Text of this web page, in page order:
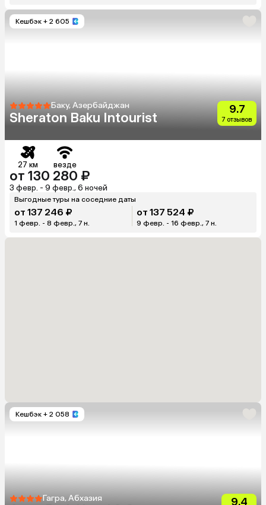
Кешбэк + 2 605
Баку, Азербайджан
Sheraton Baku Intourist
9.7
7 отзывов
27 км везде
от 130 280 ₽
3 февр. - 9 февр., 6 ночей
Выгодные туры на соседние даты
от 137 246 ₽
1 февр. - 8 февр., 7 н.
от 137 524 ₽
9 февр. - 16 февр., 7 н.
Кешбэк + 2 058
Гагра, Абхазия 9.4